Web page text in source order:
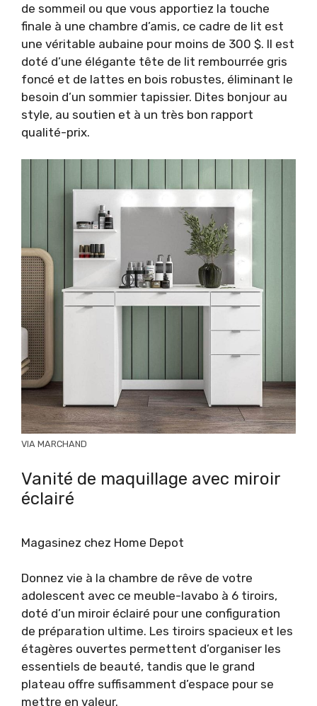
de sommeil ou que vous apportiez la touche
finale à une chambre d’amis, ce cadre de lit est
une véritable aubaine pour moins de 300 $. Il est
doté d’une élégante tête de lit rembourrée gris
foncé et de lattes en bois robustes, éliminant le
besoin d’un sommier tapissier. Dites bonjour au
style, au soutien et à un très bon rapport
qualité-prix.
VIA MARCHAND
Vanité de maquillage avec miroir
éclairé
Magasinez chez Home Depot
Donnez vie à la chambre de rêve de votre
adolescent avec ce meuble-lavabo à 6 tiroirs,
doté d’un miroir éclairé pour une configuration
de préparation ultime. Les tiroirs spacieux et les
étagères ouvertes permettent d’organiser les
essentiels de beauté, tandis que le grand
plateau offre suffisamment d’espace pour se
mettre en valeur.